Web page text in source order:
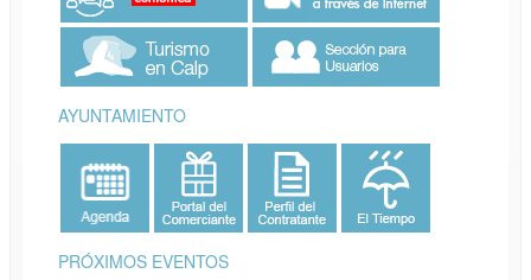
AYUNTAMIENTO
PRÓXIMOS EVENTOS